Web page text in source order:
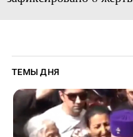
ТЕМЫ ДНЯ